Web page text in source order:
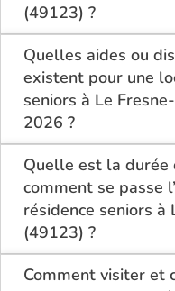
ou service repas
optionnels et
(49123) ?
La location en
Loire (49123)
souhaitant un
convivial. Il est
plus, bien que
Des prestations
proposées pour un
Quelles aides ou
existent pour une
seniors à Le
2026 ?
Selon les revenus et
Fresne-sur-Loire
telles que : l’APL
logement), ou selon
communales
bien se renseigner
Quelle est la durée
comment se passe
résidence seniors à
(49123) ?
L’entrée dans une
sur-Loire (49123)
Comment visiter et